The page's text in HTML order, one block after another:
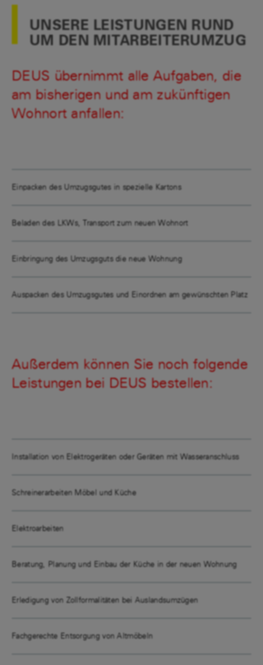
UNSERE LEISTUNGEN RUND
UM DEN MITARBEITERUMZUG
DEUS übernimmt alle Aufgaben, die
am bisherigen und am zukünftigen
Wohnort anfallen:
Einpacken des Umzugsgutes in spezielle Kartons
Beladen des LKWs, Transport zum neuen Wohnort
Einbringung des Umzugsguts die neue Wohnung
Auspacken des Umzugsgutes und Einordnen am gewünschten Platz
Außerdem können Sie noch folgende
Leistungen bei DEUS bestellen:
Installation von Elektrogeräten oder Geräten mit Wasseranschluss
Schreinerarbeiten Möbel und Küche
Elektroarbeiten
Beratung, Planung und Einbau der Küche in der neuen Wohnung
Erledigung von Zollformalitäten bei Auslandsumzügen
Fachgerechte Entsorgung von Altmöbeln